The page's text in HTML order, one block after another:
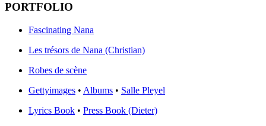
PORTFOLIO
Fascinating Nana
Les trésors de Nana (Christian)
Robes de scène
Gettyimages • Albums • Salle Pleyel
Lyrics Book • Press Book (Dieter)